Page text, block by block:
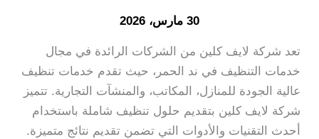
30 مارس، 2026
تعد شركة لايف كلين من الشركات الرائدة في مجال
خدمات التنظيف في ند الحمر، حيث تقدم خدمات تنظيف
عالية الجودة للمنازل، المكاتب، والمنشآت التجارية. تتميز
شركة لايف كلين بتقديم حلول تنظيف شاملة باستخدام
أحدث التقنيات والأدوات التي تضمن تقديم نتائج متميزة.